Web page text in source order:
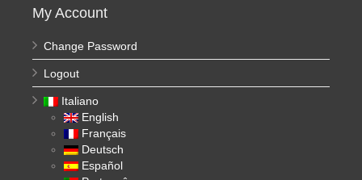
My Account
Change Password
Logout
Italiano
English
Français
Deutsch
Español